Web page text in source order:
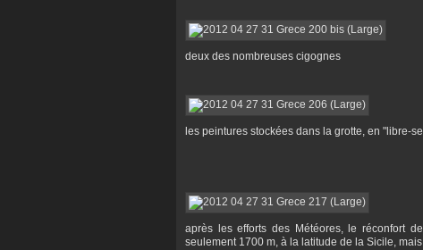
deux des nombreuses cigognes
les peintures stockées dans la grotte, en "libre-
après les efforts des Météores, le réconfort
seulement 1700 m, à la latitude de la Sicile,